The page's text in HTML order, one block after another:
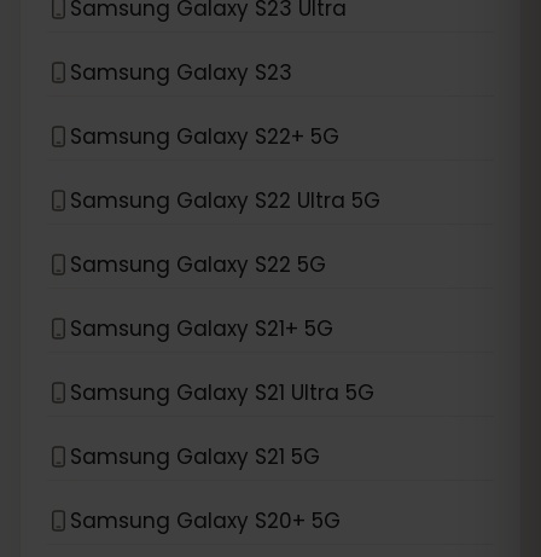
Samsung Galaxy S23 Ultra
Samsung Galaxy S23
Samsung Galaxy S22+ 5G
Samsung Galaxy S22 Ultra 5G
Samsung Galaxy S22 5G
Samsung Galaxy S21+ 5G
Samsung Galaxy S21 Ultra 5G
Samsung Galaxy S21 5G
Samsung Galaxy S20+ 5G